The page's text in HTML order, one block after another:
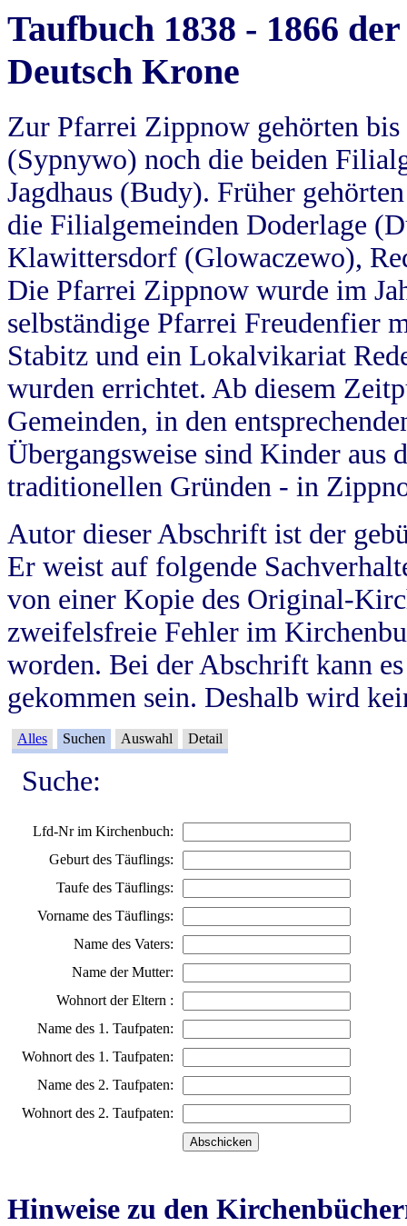
Taufbuch 1838 - 1866
Deutsch Krone
Zur Pfarrei Zippnow gehörten
(Sypnywo) noch die beiden
Jagdhaus (Budy). Früher
die Filialgemeinden Doderlage
Klawittersdorf (Glowaczewo),
Die Pfarrei Zippnow wurde im
selbständige Pfarrei Freudenfier
Stabitz und ein Lokalvikariat
wurden errichtet. Ab diesem
Gemeinden, in den
Übergangsweise sind Kinder aus
traditionellen Gründen - in
Autor dieser Abschrift ist der
Er weist auf folgende
von einer Kopie des Original-
zweifelsfreie Fehler im
worden. Bei der Abschrift kann
gekommen sein. Deshalb wird
Alles Suchen Auswahl Detail
Suche:
Lfd-Nr im Kirchenbuch:
Geburt des Täuflings:
Taufe des Täuflings:
Vorname des Täuflings:
Name des Vaters:
Name der Mutter:
Wohnort der Eltern :
Name des 1. Taufpaten:
Wohnort des 1. Taufpaten:
Name des 2. Taufpaten:
Wohnort des 2. Taufpaten:
Hinweise zu den